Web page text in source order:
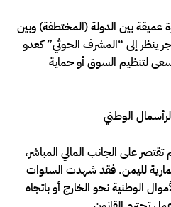
بين الدولة (المختطفة) وبين
ينظر إلى “المشرف الحوثي” كعدو
لتنظيم السوق أو حماية
الوطني
تقتصر على الجانب المالي المباشر،
لليمن. فقد شهدت السنوات
الوطنية نحو الخارج أو باتجاه